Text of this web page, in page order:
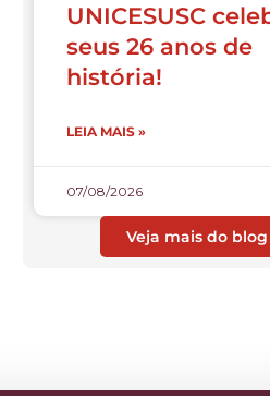
UNICESUSC
seus 26 anos de
história!
LEIA MAIS »
07/08/2026
Veja mais do blog